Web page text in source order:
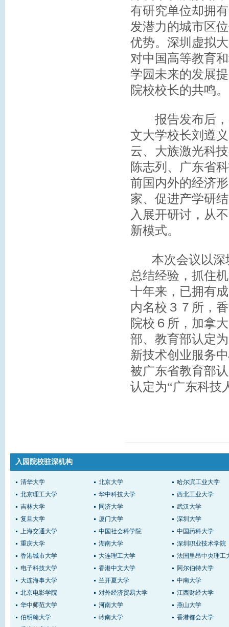
有研究单位却拥
发潜力的城市区
优势。深圳虚拟
对中国高等教育
学园未来的发展
院校校长的共鸣。
报告发布后，
文大学校长刘遵
云、大族激光科
陈志列、广东省
前国内外的经济
家、促进产学研
入展开研讨，从
新模式。
本次会议以深
总结经验，抓住
十年来，已拥有
内名校３７所，
院校６所，加拿
部、教育部认定
新技术创业服务
被广东省教育部
认定为“广东科技
入园院校驻深机构
清华大学 北京大学
哈尔滨工业大学
北京理工大学
华中科技大学
西北工业大学
吉林大学
同济大学
武汉大学
复旦大学
厦门大学
深圳大学
上海交通大学
中国社会科学院
中国药科大学
重庆大学
湖南大学
深圳职业技术学院
香港城市大学
大连理工大学
法国里昂中央理工
电子科技大学
香港中文大学
阿尔伯特大学
大连海事大学
兰开夏大学
中南大学
北京电影学院
对外经济贸易大学
江西财经大学
华中师范大学
河南大学
燕山大学
伯明翰大学
岭南大学
香港都会大学